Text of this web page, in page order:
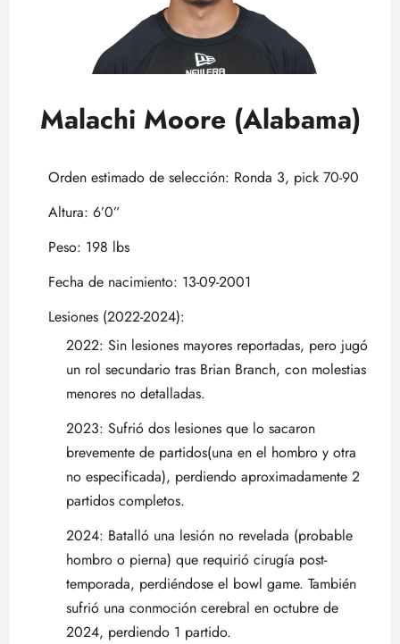
Malachi Moore (Alabama)
Orden estimado de selección: Ronda 3, pick 70-90
Altura: 6’0”
Peso: 198 lbs
Fecha de nacimiento: 13-09-2001
Lesiones (2022-2024):
2022: Sin lesiones mayores reportadas, pero jugó
un rol secundario tras Brian Branch, con molestias
menores no detalladas.
2023: Sufrió dos lesiones que lo sacaron
brevemente de partidos(una en el hombro y otra
no especificada), perdiendo aproximadamente 2
partidos completos.
2024: Batalló una lesión no revelada (probable
hombro o pierna) que requirió cirugía post-
temporada, perdiéndose el bowl game. También
sufrió una conmoción cerebral en octubre de
2024, perdiendo 1 partido.